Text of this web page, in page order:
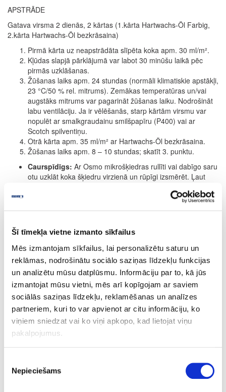
Šī tīmekļa vietne izmanto sīkfailus
Mēs izmantojam sīkfailus, lai personalizētu saturu un
reklāmas, nodrošinātu sociālo saziņas līdzekļu funkcijas
un analizētu mūsu datplūsmu. Informāciju par to, kā jūs
izmantojat mūsu vietni, mēs arī kopīgojam ar saviem
sociālās saziņas līdzekļu, reklamēšanas un analīzes
partneriem, kuri to var apvienot ar citu informāciju, ko
viņiem sniedzat vai ko viņi apkopo, kad lietojat viņu
pakalpojumus.
izvēle
Nepieciešams
APSTRĀDE
Gatava virsma 2 dienās, 2 kārtas (1.kārta Hartwachs-Öl Farbig,
2.kārta Hartwachs-Öl bezkrāsaina)
Pirmā kārta uz neapstrādāta slīpēta koka apm. 30 ml/m².
Kļūdas slapjā pārklājumā var labot 30 minūšu laikā pēc
pirmās uzklāšanas.
Žūšanas laiks apm. 24 stundas (normāli klimatiskie apstākļi,
23 °C/50 % rel. mitrums). Zemākas temperatūras un/vai
augstāks mitrums var pagarināt žūšanas laiku. Nodrošināt
labu ventilāciju. Ja ir vēlēšanās, starp kārtām virsmu var
nopulēt ar smalkgraudainu smilšpapīru (P400) vai ar
Scotch spilventiņu.
Otrā kārta apm. 35 ml/m² ar Hartwachs-Öl bezkrāsaina.
Žūšanas laiks apm. 8 – 10 stundas; skatīt 3. punktu.
Caurspīdīgs: Ar Osmo mikrošķiedras rullīti vai dabīgo saru
otu uzklāt koka šķiedru virzienā un rūpīgi izsmērēt. Ļaut
stiprāka toņa intensitāte, procesu atkārtot (maksimums 2
uzklāšanas noslaucīt ar drānu vai balto pulēšanas disku.
Ļaut nožūt, nodrošinot labu ventilāciju.
Intensīvi tonēts:Šim noklūkam iesakām Osmo
Decorwachs.
ŽŪŠANAS LAIKS
Apm. 24 stundas (normāli klimatiskie apstākļi, 23 °C/ 50 % rel.
mitrums). Zemākas temperatūras un/ vai augstāks gaisa mitrums
var paildzināt žūšanas laiku. Žūšanas laikā nodrošināt labu
ventilāciju. Pēc 2-3 nedēļām, virsma ir pilnībā sacietējusi.
PATĒRIŅŠ
Produkta patēriņš ir ļoti atkarīgs no koksnes īpašībām. Visa
informācija attiecas uz gludām un ēvelētām/zāģētām virsmām.